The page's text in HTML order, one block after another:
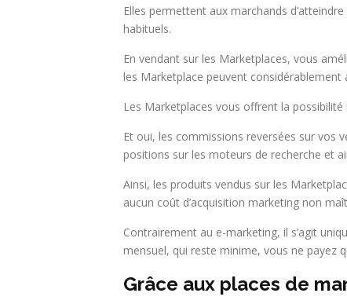
Elles permettent aux marchands
habituels.
En vendant sur les Marketplaces, vous
les Marketplace peuvent
Les Marketplaces vous offrent la possibilité
Et oui, les commissions reversées sur vos
positions sur les moteurs de recherche et
Ainsi, les produits vendus sur les
aucun coût d’acquisition marketing non
Contrairement au e-marketing, il s’agit
mensuel, qui reste minime, vous ne payez
Grâce aux places de